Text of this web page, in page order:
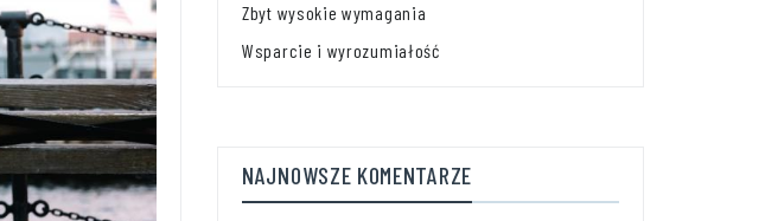
Zbyt wysokie wymagania
Wsparcie i wyrozumiałość
NAJNOWSZE KOMENTARZE